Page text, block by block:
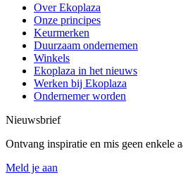
Over Ekoplaza
Onze principes
Keurmerken
Duurzaam ondernemen
Winkels
Ekoplaza in het nieuws
Werken bij Ekoplaza
Ondernemer worden
Nieuwsbrief
Ontvang inspiratie en mis geen enkele
Meld je aan